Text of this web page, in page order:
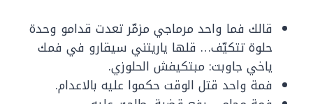
قالك فما واحد مرماجي مزمّر تعدت قدامو وحدة
حلوة تتكيّف… قلها ياريتني سيقارو في فمك
ياخي جاوبت: مبتكيفش الحلوزي.
فمة واحد قتل الوقت حكموا عليه بالاعدام.